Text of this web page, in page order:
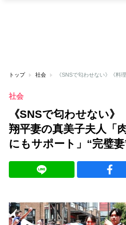
トップ 社会
社会
《SNSで匂わせない》
翔平妻の真美子夫人「
にもサポート」“完璧